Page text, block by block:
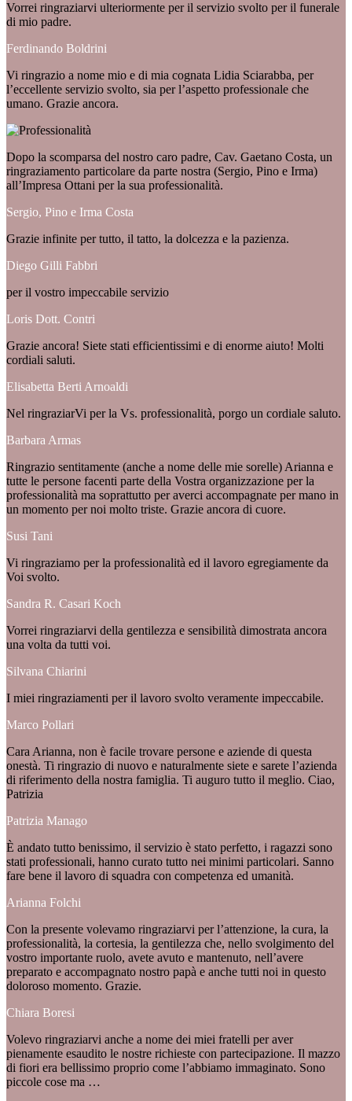
Vorrei ringraziarvi ulteriormente per il servizio svolto per il funerale
di mio padre.
Ferdinando Boldrini
Vi ringrazio a nome mio e di mia cognata Lidia Sciarabba, per
l’eccellente servizio svolto, sia per l’aspetto professionale che
umano. Grazie ancora.
Dopo la scomparsa del nostro caro padre, Cav. Gaetano Costa, un
ringraziamento particolare da parte nostra (Sergio, Pino e Irma)
all’Impresa Ottani per la sua professionalità.
Sergio, Pino e Irma Costa
Grazie infinite per tutto, il tatto, la dolcezza e la pazienza.
Diego Gilli Fabbri
per il vostro impeccabile servizio
Loris Dott. Contri
Grazie ancora! Siete stati efficientissimi e di enorme aiuto! Molti
cordiali saluti.
Elisabetta Berti Arnoaldi
Nel ringraziarVi per la Vs. professionalità, porgo un cordiale saluto.
Barbara Armas
Ringrazio sentitamente (anche a nome delle mie sorelle) Arianna e
tutte le persone facenti parte della Vostra organizzazione per la
professionalità ma soprattutto per averci accompagnate per mano in
un momento per noi molto triste. Grazie ancora di cuore.
Susi Tani
Vi ringraziamo per la professionalità ed il lavoro egregiamente da
Voi svolto.
Sandra R. Casari Koch
Vorrei ringraziarvi della gentilezza e sensibilità dimostrata ancora
una volta da tutti voi.
Silvana Chiarini
I miei ringraziamenti per il lavoro svolto veramente impeccabile.
Marco Pollari
Cara Arianna, non è facile trovare persone e aziende di questa
onestà. Ti ringrazio di nuovo e naturalmente siete e sarete l’azienda
di riferimento della nostra famiglia. Ti auguro tutto il meglio. Ciao,
Patrizia
Patrizia Manago
È andato tutto benissimo, il servizio è stato perfetto, i ragazzi sono
stati professionali, hanno curato tutto nei minimi particolari. Sanno
fare bene il lavoro di squadra con competenza ed umanità.
Arianna Folchi
Con la presente volevamo ringraziarvi per l’attenzione, la cura, la
professionalità, la cortesia, la gentilezza che, nello svolgimento del
vostro importante ruolo, avete avuto e mantenuto, nell’avere
preparato e accompagnato nostro papà e anche tutti noi in questo
doloroso momento. Grazie.
Chiara Boresi
Volevo ringraziarvi anche a nome dei miei fratelli per aver
pienamente esaudito le nostre richieste con partecipazione. Il mazzo
di fiori era bellissimo proprio come l’abbiamo immaginato. Sono
piccole cose ma …